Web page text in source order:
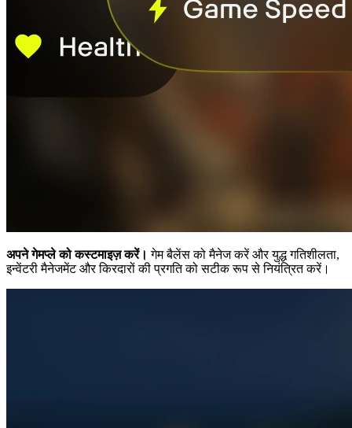
अपने गेमप्ले को कस्टमाइज़ करें। गेम बैलेंस को मैनेज करें और युद्ध गतिशीलता,
इन्वेंटरी मैनेजमेंट और किरदारों की प्रगति को सटीक रूप से नियंत्रित करें।